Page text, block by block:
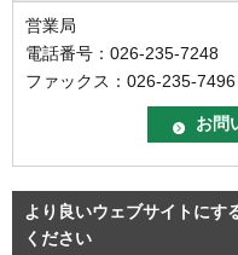
営業局
電話番号：026-235-7248
ファックス：026-235-7496
より良いウェブサイトにす
ください